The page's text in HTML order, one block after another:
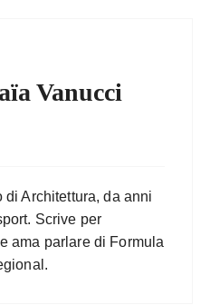
Vanucci
di Architettura, da anni
Scrive per
ama parlare di Formula